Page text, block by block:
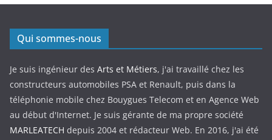
Qui sommes-nous
Je suis ingénieur des Arts et Métiers, j'ai travaillé chez les
constructeurs automobiles PSA et Renault, puis dans la
téléphonie mobile chez Bouygues Telecom et en Agence Web
au début d'Internet. Je suis gérante de ma propre société
MARLEATECH depuis 2004 et rédacteur Web. En 2016, j'ai été